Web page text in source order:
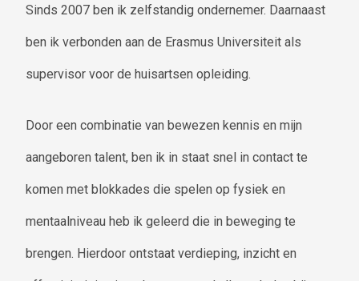
Sinds 2007 ben ik zelfstandig ondernemer. Daarnaast
ben ik verbonden aan de Erasmus Universiteit als
supervisor voor de huisartsen opleiding.
Door een combinatie van bewezen kennis en mijn
aangeboren talent, ben ik in staat snel in contact te
komen met blokkades die spelen op fysiek en
mentaalniveau heb ik geleerd die in beweging te
brengen. Hierdoor ontstaat verdieping, inzicht en